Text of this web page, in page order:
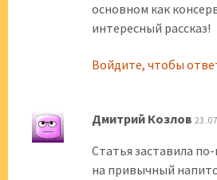
основном как
интересный рассказ!
Войдите, чтобы
Дмитрий Козлов
Статья заставила
на привычный